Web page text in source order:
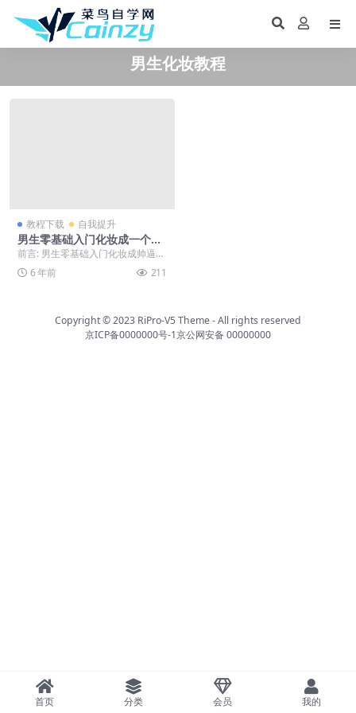
男生化妆教程
教程下载 自我提升
男生零基础入门化妆成一个帅
逼课程
前言: 男生零基础入门化妆成帅逼，
喜欢就下载吧。 正文: 想变帅的屌
丝们，赶紧学...
6 年前 211
Copyright © 2023 RiPro-V5 Theme- All rights reserved
京ICP备0000000号-1京公网安备 00000000
首页 分类 会员 我的